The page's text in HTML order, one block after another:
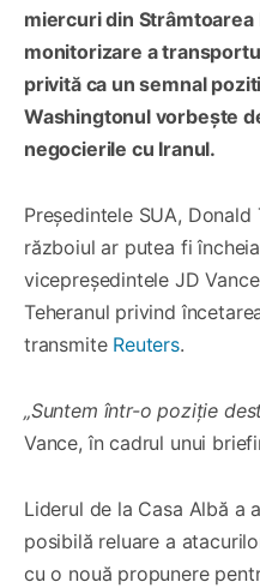
miercuri din
monitorizare a
privită ca un semnal
Washingtonul vorbește
negocierile cu Iranul.
Președintele SUA,
războiul ar putea fi
vicepreședintele JD
Teheranul privind
transmite Reuters.
„Suntem într-o poziție
Vance, în cadrul unui
Liderul de la Casa Albă a
posibilă reluare a
cu o nouă propunere